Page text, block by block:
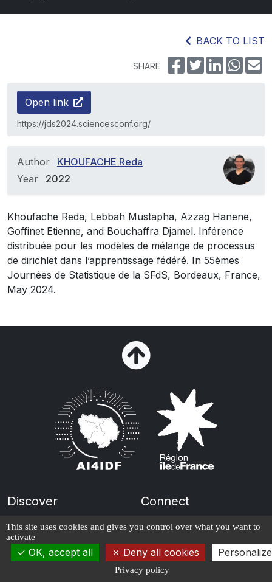
BACK TO LIST
SHARE
Open link
https://jds2024.sciencesconf.org/
Author
KHOUFACHE Reda
Year
2022
Khoufache Reda, Lebbah Mustapha, Azzag Hanene,
Goffinet Etienne, and Bouchaffra Djamel. Inférence
distribuée pour les modèles de mélange de processus
de dirichlet dans l’apprentissage fédéré. In 55èmes
Journées de Statistique de la SFdS, Bordeaux, France,
May 2024.
Discover
About us
Governance
News
Connect
Contact
Newsletter
This site uses cookies and gives you control over what you want to
activate
OK, accept all Deny all cookies Personalize
Privacy policy